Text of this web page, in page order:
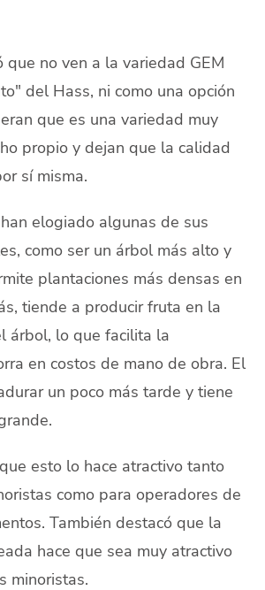
que no ven a la variedad GEM
del Hass, ni como una opción
que es una variedad muy
propio y dejan que la calidad
sí misma.
elogiado algunas de sus
como ser un árbol más alto y
plantaciones más densas en
tiende a producir fruta en la
árbol, lo que facilita la
en costos de mano de obra. El
un poco más tarde y tiene
esto lo hace atractivo tanto
como para operadores de
También destacó que la
hace que sea muy atractivo
minoristas.